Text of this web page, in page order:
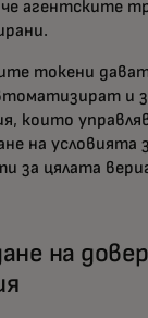
агентските
токени
и
които
на условията
за цялата
на